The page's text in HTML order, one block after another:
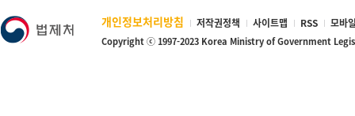
개인정보처리방침 저작권정책 사이트맵 RSS 모바
Copyright ⓒ 1997-2023 Korea Ministry of Government